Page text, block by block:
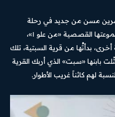
نسرين مسن من جديد في رحلة
إبداعية مشوّقة. فبعد أن قرأتُ مجموعتها القصصية «من علو ١»،
بدأتُها من قرية السبتية، تلك
بابنها «سبت» الذي أربك القرية
لهم كائناً غريب الأطوار.